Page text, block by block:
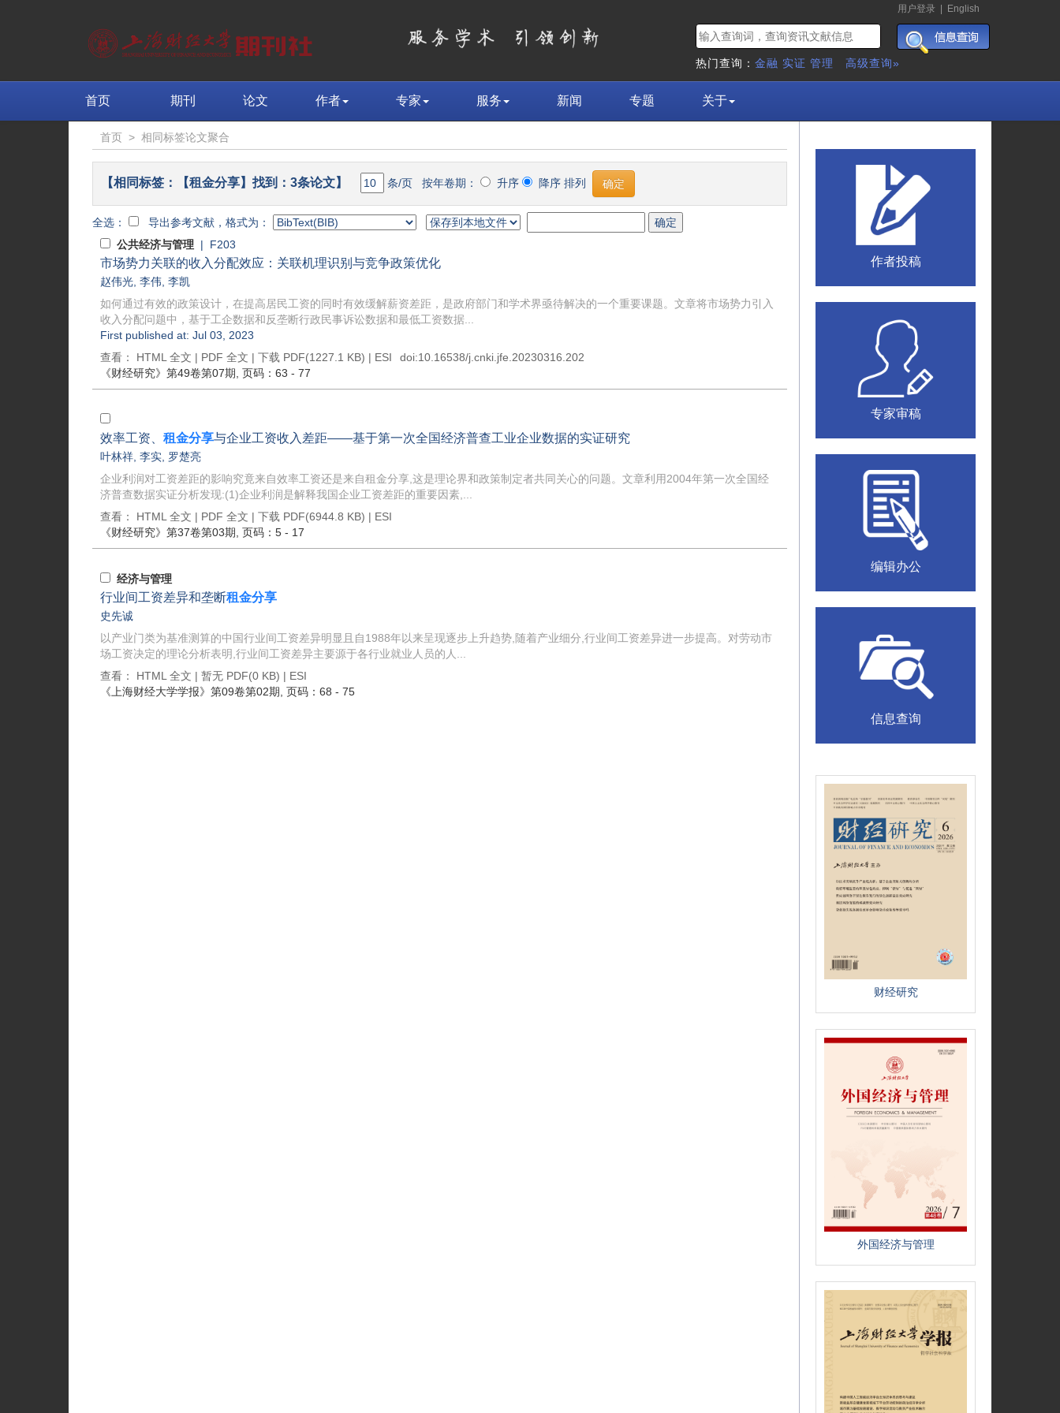
用户登录 English
热门查询： 金融 实证 管理 高级查询»
首页 期刊 论文 作者 专家 服务 新闻 专题 关于
首页 > 相同标签论文聚合
【相同标签：【租金分享】找到：3条论文】 条/页 按年卷期： 升序 降序 排列
全选：
导出参考文献，格式为：
公共经济与管理 | F203
市场势力关联的收入分配效应：关联机理识别与竞争政策优化
赵伟光 李伟 李凯
如何通过有效的政策设计，在提高居民工资的同时有效缓解薪资差距，是政府部门和学术界亟待解决的一个重要课题。文章将市场势力引入
收入分配问题中，基于工企数据和反垄断行政民事诉讼数据和最低工资数据...
First published at: Jul 03, 2023
查看： HTML 全文 | PDF 全文 | 下载 PDF(1227.1 KB) | ESI doi:10.16538/j.cnki.jfe.20230316.202
《财经研究》 第49卷第07期 , 页码：63 - 77
效率工资、 租金分享与企业工资收入差距——基于第一次全国经济普查工业企业数据的实证研究
叶林祥 李实 罗楚亮
企业利润对工资差距的影响究竟来自效率工资还是来自租金分享,这是理论界和政策制定者共同关心的问题。文章利用2004年第一次全国经
济普查数据实证分析发现:(1)企业利润是解释我国企业工资差距的重要因素,...
查看： HTML 全文 | PDF 全文 | 下载 PDF(6944.8 KB) | ESI
《财经研究》 第37卷第03期 , 页码：5 - 17
经济与管理
行业间工资差异和垄断租金分享
史先诚
以产业门类为基准测算的中国行业间工资差异明显且自1988年以来呈现逐步上升趋势,随着产业细分,行业间工资差异进一步提高。对劳动市
场工资决定的理论分析表明,行业间工资差异主要源于各行业就业人员的人...
查看： HTML 全文 | 暂无 PDF(0 KB) | ESI
《上海财经大学学报》 第09卷第02期 , 页码：68 - 75
作者投稿
专家审稿
编辑办公
信息查询
财经研究
外国经济与管理